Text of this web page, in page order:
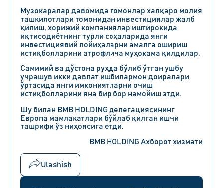
Музокаралар давомида томонлар халқаро молия
ташкилотлари томонидан инвестициялар жалб
қилиш, хорижий компаниялар иштирокида
иқтисодиётнинг турли соҳаларида янги
инвестициявий лойиҳаларни амалга ошириш
истиқболларини атрофлича муҳокама қилдилар.
Самимий ва дўстона руҳда бўлиб ўтган ушбу
учрашув икки давлат ишбилармон доиралари
ўртасида янги имкониятларни очиш
истиқболларини яна бир бор намойиш этди.
Шу билан BMB HOLDING делегациясининг
Европа мамлакатлари бўйлаб қилган ишчи
ташрифи ўз ниҳоясига етди.
BMB HOLDING Ахборот хизмати
Ulashish